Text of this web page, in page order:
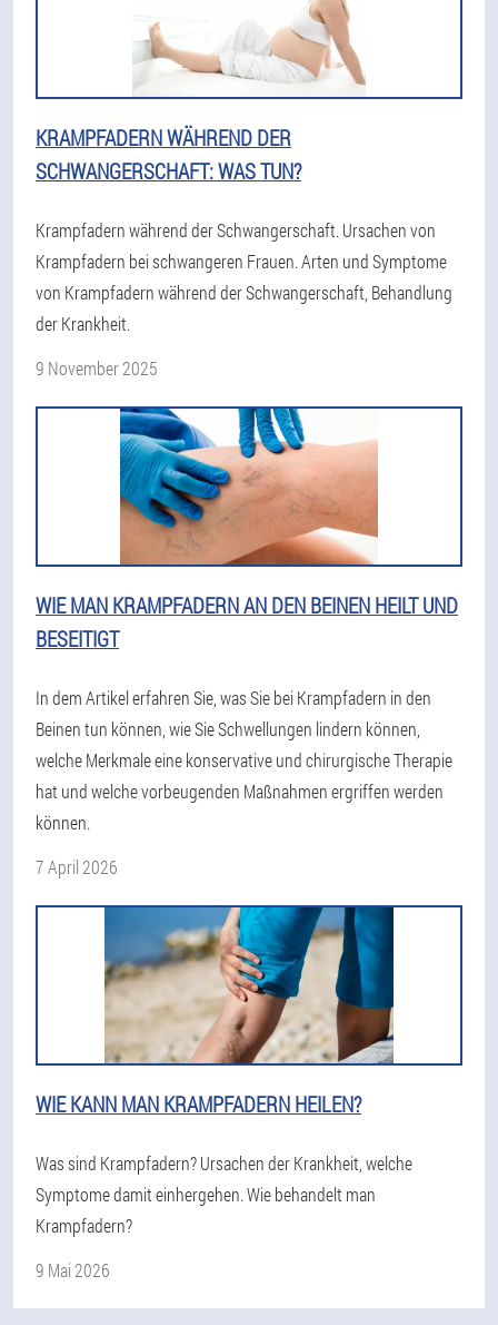
KRAMPFADERN WÄHREND DER
SCHWANGERSCHAFT: WAS TUN?
Krampfadern während der Schwangerschaft. Ursachen von
Krampfadern bei schwangeren Frauen. Arten und Symptome
von Krampfadern während der Schwangerschaft, Behandlung
der Krankheit.
9 November 2025
WIE MAN KRAMPFADERN AN DEN BEINEN HEILT UND
BESEITIGT
In dem Artikel erfahren Sie, was Sie bei Krampfadern in den
Beinen tun können, wie Sie Schwellungen lindern können,
welche Merkmale eine konservative und chirurgische Therapie
hat und welche vorbeugenden Maßnahmen ergriffen werden
können.
7 April 2026
WIE KANN MAN KRAMPFADERN HEILEN?
Was sind Krampfadern? Ursachen der Krankheit, welche
Symptome damit einhergehen. Wie behandelt man
Krampfadern?
9 Mai 2026